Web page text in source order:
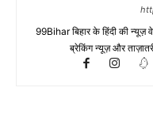
99Bihar बिहार के हिंदी की न्यूज़
ब्रेकिंग न्यूज़ और